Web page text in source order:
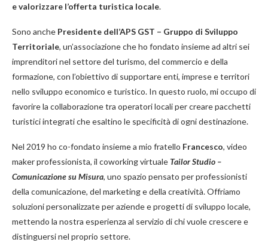
e valorizzare l’offerta turistica locale.
Sono anche Presidente dell’APS GST – Gruppo di Sviluppo
Territoriale, un’associazione che ho fondato insieme ad altri sei
imprenditori nel settore del turismo, del commercio e della
formazione, con l’obiettivo di supportare enti, imprese e territori
nello sviluppo economico e turistico. In questo ruolo, mi occupo di
favorire la collaborazione tra operatori locali per creare pacchetti
turistici integrati che esaltino le specificità di ogni destinazione.
Nel 2019 ho co-fondato insieme a mio fratello Francesco, video
maker professionista, il coworking virtuale Tailor Studio –
Comunicazione su Misura, uno spazio pensato per professionisti
della comunicazione, del marketing e della creatività. Offriamo
soluzioni personalizzate per aziende e progetti di sviluppo locale,
mettendo la nostra esperienza al servizio di chi vuole crescere e
distinguersi nel proprio settore.